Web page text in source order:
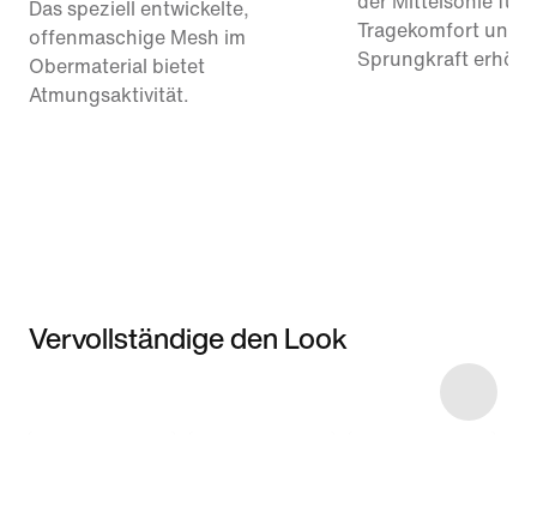
Das speziell entwickelte,
offenmaschige Mesh im
Obermaterial bietet
Atmungsaktivität.
Tragekomfort und
Sprungkraft
Vervollständige den Look